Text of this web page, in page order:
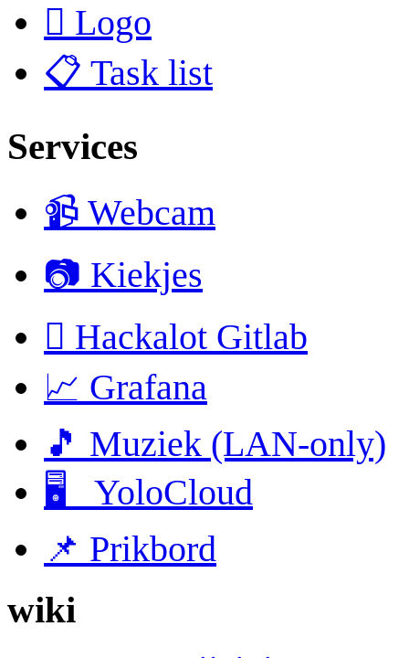
 Logo
📋 Task list
Services
📹 Webcam
📷 Kiekjes
 Hackalot Gitlab
📈 Grafana
🎵 Muziek (LAN-only)
🖥 YoloCloud
📌 Prikbord
wiki